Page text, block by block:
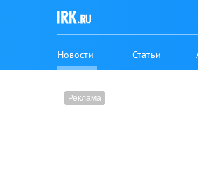
Новости Статьи